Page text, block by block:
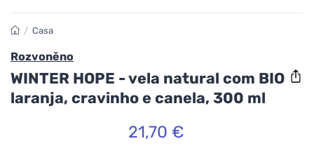
/ Casa
Rozvoněno
WINTER HOPE - vela natural com BIO
laranja, cravinho e canela, 300 ml
21,70 €